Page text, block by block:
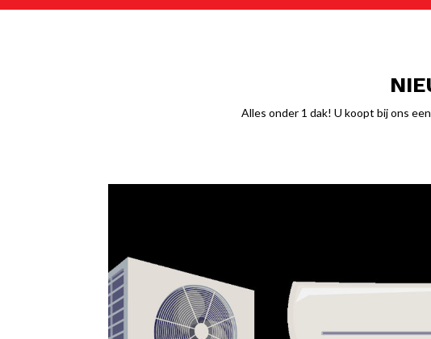
Alles onder 1 dak! U koopt bij ons